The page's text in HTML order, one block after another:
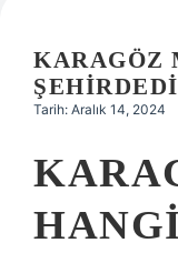
Hakkımızda
KARAGÖZ
Tarih: Aralık 14, 2024